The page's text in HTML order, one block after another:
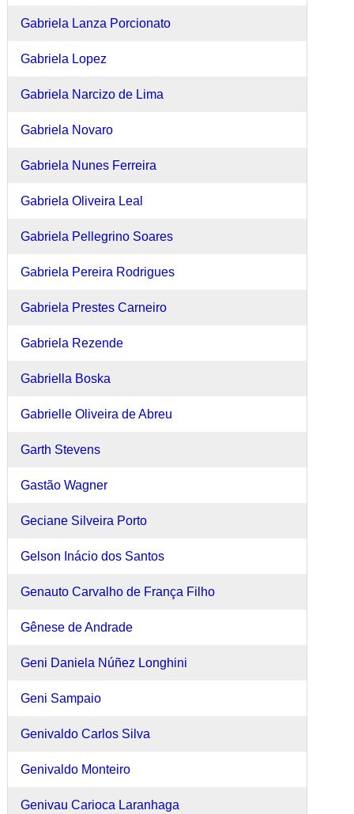
Gabriela Lanza Porcionato
Gabriela Lopez
Gabriela Narcizo de Lima
Gabriela Novaro
Gabriela Nunes Ferreira
Gabriela Oliveira Leal
Gabriela Pellegrino Soares
Gabriela Pereira Rodrigues
Gabriela Prestes Carneiro
Gabriela Rezende
Gabriella Boska
Gabrielle Oliveira de Abreu
Garth Stevens
Gastão Wagner
Geciane Silveira Porto
Gelson Inácio dos Santos
Genauto Carvalho de França Filho
Gênese de Andrade
Geni Daniela Núñez Longhini
Geni Sampaio
Genivaldo Carlos Silva
Genivaldo Monteiro
Genivau Carioca Laranhaga